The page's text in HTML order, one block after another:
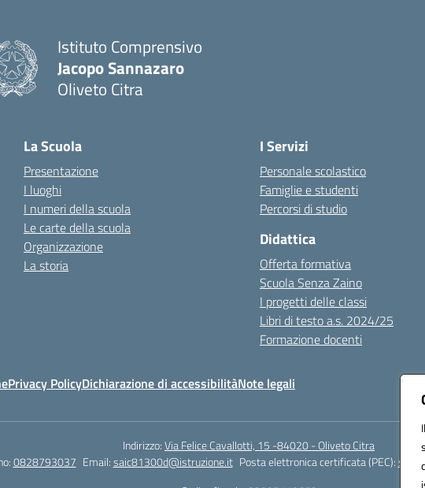
Istituto Comprensivo
Jacopo Sannazaro
Oliveto Citra
La Scuola
Presentazione
I luoghi
I numeri della scuola
Le carte della scuola
Organizzazione
La storia
I Servizi
Personale scolastico
Famiglie e studenti
Percorsi di studio
Didattica
Offerta formativa
Scuola Senza Zaino
I progetti delle classi
Libri di testo a.s. 2024/25
Formazione docenti
Privacy PolicyDichiarazione di accessibilitàNote legali
Indirizzo:Via Felice Cavallotti, 15 -84020 - Oliveto Citra
0828793037 Email:saic81300d@istruzione.it Posta elettronica certificata (PEC):